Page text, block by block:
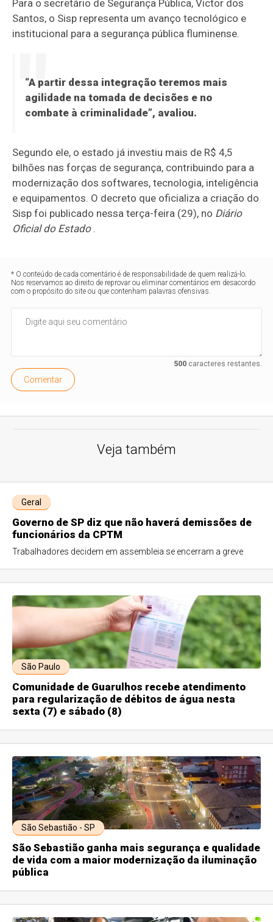
Para o secretário de Segurança Pública, Victor dos
Santos, o Sisp representa um avanço tecnológico e
institucional para a segurança pública fluminense.
“A partir dessa integração teremos mais
agilidade na tomada de decisões e no
combate à criminalidade”, avaliou.
Segundo ele, o estado já investiu mais de R$ 4,5
bilhões nas forças de segurança, contribuindo para a
modernização dos softwares, tecnologia, inteligência
e equipamentos. O decreto que oficializa a criação do
Sisp foi publicado nessa terça-feira (29), no Diário
Oficial do Estado.
* O conteúdo de cada comentário é de responsabilidade de quem realizá-lo.
Nos reservamos ao direito de reprovar ou eliminar comentários em desacordo
com o propósito do site ou que contenham palavras ofensivas.
500caracteres restantes.
Comentar
Veja também
Geral
Governo de SP diz que não haverá demissões de
funcionários da CPTM
Trabalhadores decidem em assembleia se encerram a greve
São Paulo
Comunidade de Guarulhos recebe atendimento
para regularização de débitos de água nesta
sexta (7) e sábado (8)
São Sebastião - SP
São Sebastião ganha mais segurança e qualidade
de vida com a maior modernização da iluminação
pública